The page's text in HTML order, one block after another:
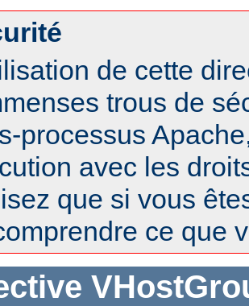
de cette
trous de
processus
avec les
que si vous
ce que